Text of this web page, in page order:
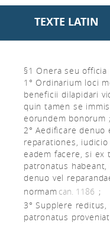
TEXTE LATIN
§1 Onera seu
1° Ordinarium loci
beneficii dilapidari
quin tamen se
eorundem bonorum ;
2° Aedificare denuo
reparationes,
eadem facere, si
patronatus
denuo vel
normam can. 1186 ;
3° Supplere
patronatus